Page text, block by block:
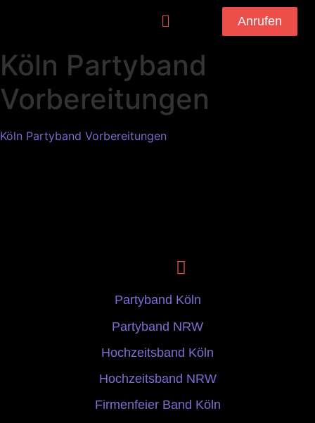
Anrufen
Köln Partyband
Vorbereitungen
Köln Partyband Vorbereitungen
Partyband Köln
Partyband NRW
Hochzeitsband Köln
Hochzeitsband NRW
Firmenfeier Band Köln